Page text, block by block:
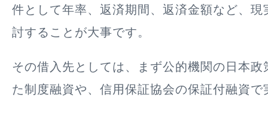
件として年率、返済期間、返済金額など、現
討することが大事です。
その借入先としては、まず公的機関の日本政
た制度融資や、信用保証協会の保証付融資で